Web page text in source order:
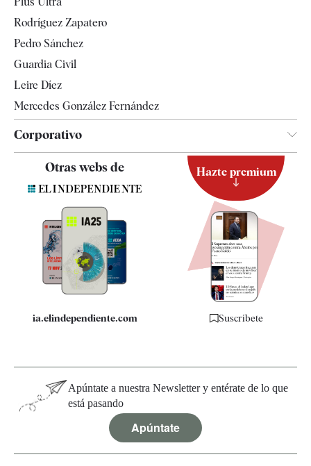
Televisión
Rodríguez Zapatero
Pedro Sánchez
Guardia Civil
Leire Díez
Mercedes González Fernández
Corporativo
Contacto
Quiénes somos
Especificaciones
Otras webs de
ia.elindependiente.com
Hazte premium
Suscríbete
Apúntate a nuestra Newsletter y entérate de lo que
está pasando
Apúntate